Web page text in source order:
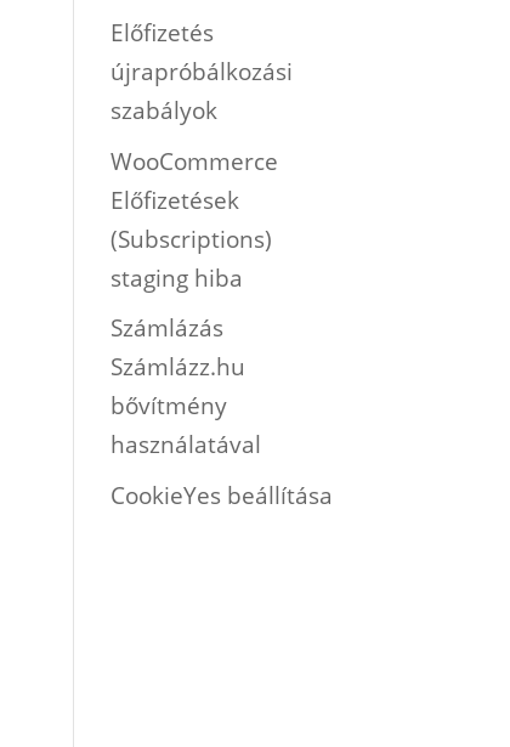
Előfizetés
újrapróbálkozási
szabályok
WooCommerce
Előfizetések
(Subscriptions)
staging hiba
Számlázás
Számlázz.hu
bővítmény
használatával
CookieYes beállítása